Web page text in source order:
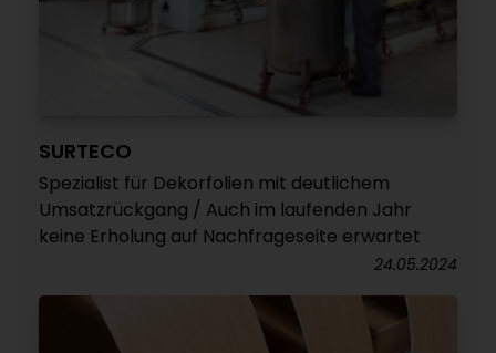
SURTECO
Spezialist für Dekorfolien mit deutlichem
Umsatzrückgang / Auch im laufenden Jahr
keine Erholung auf Nachfrageseite erwartet
24.05.2024